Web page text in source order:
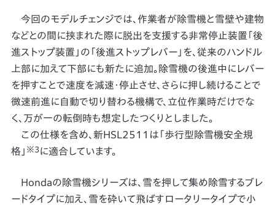
今回のモデルチェンジでは、作業者が除雪機と雪壁や建物
などとの間に挟まれた際に脱出を支援する非常停止装置「後
進ストップ装置」の「後進ストップレバー」を、従来のハンドル
上部に加えて下部にも新たに追加。除雪機の後進中にレバー
を押すことで速度を減速・停止させ、さらに押し続けることで
微速前進に自動で切り替わる機構で、立位作業時だけでな
く、万が一の転倒時も想定したつくりとしました。
この仕様を含め、新HSL2511は「歩行型除雪機安全規
格」 ※3に適合しています。
Hondaの除雪機シリーズは、雪を押して集め除雪するブレ
ードタイプに加え、雪を砕いて飛ばすロータリータイプで小